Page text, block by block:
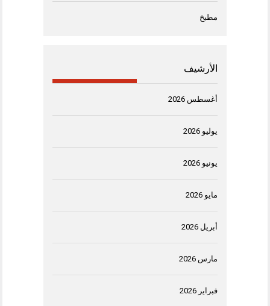
مطبخ
الأرشيف
أغسطس 2026
يوليو 2026
يونيو 2026
مايو 2026
أبريل 2026
مارس 2026
فبراير 2026